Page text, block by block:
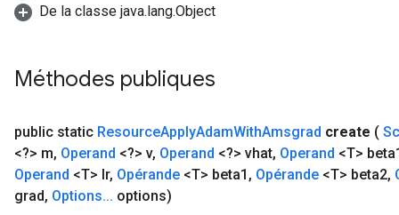
De la classe java.lang.Object
Méthodes publiques
public static ResourceApplyAdamWithAmsgrad create (
<?> m, Operand <?> v, Operand <?> vhat, Operand <T>
Operand <T> lr, Opérande <T> beta1 , Opérande <T> beta2,
grad, Options... options)